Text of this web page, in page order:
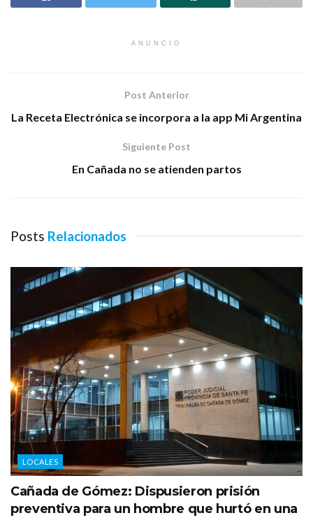
ANUNCIO
Post Anterior
La Receta Electrónica se incorpora a la app Mi Argentina
Siguiente Post
En Cañada no se atienden partos
Posts Relacionados
LOCALES
Cañada de Gómez: Dispusieron prisión
preventiva para un hombre que hurtó en una